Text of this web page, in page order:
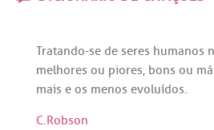
Tratando-se de seres humanos
melhores ou piores, bons ou
mais e os menos evoluídos.
C.Robson